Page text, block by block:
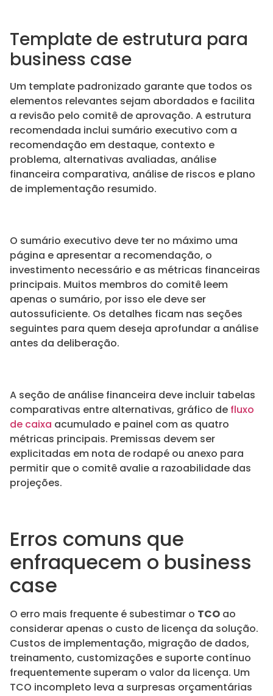
Template de estrutura para
business case
Um template padronizado garante que todos os
elementos relevantes sejam abordados e facilita
a revisão pelo comitê de aprovação. A estrutura
recomendada inclui sumário executivo com a
recomendação em destaque, contexto e
problema, alternativas avaliadas, análise
financeira comparativa, análise de riscos e plano
de implementação resumido.
O sumário executivo deve ter no máximo uma
página e apresentar a recomendação, o
investimento necessário e as métricas financeiras
principais. Muitos membros do comitê leem
apenas o sumário, por isso ele deve ser
autossuficiente. Os detalhes ficam nas seções
seguintes para quem deseja aprofundar a análise
antes da deliberação.
A seção de análise financeira deve incluir tabelas
comparativas entre alternativas, gráfico de fluxo
de caixa acumulado e painel com as quatro
métricas principais. Premissas devem ser
explicitadas em nota de rodapé ou anexo para
permitir que o comitê avalie a razoabilidade das
projeções.
Erros comuns que
enfraquecem o business
case
O erro mais frequente é subestimar o TCO ao
considerar apenas o custo de licença da solução.
Custos de implementação, migração de dados,
treinamento, customizações e suporte contínuo
frequentemente superam o valor da licença. Um
TCO incompleto leva a surpresas orçamentárias